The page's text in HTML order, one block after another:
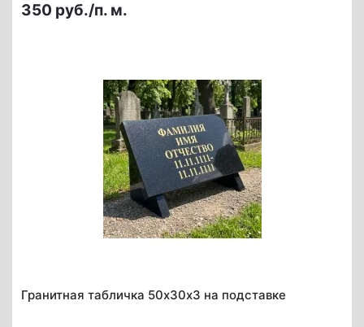
350 руб./п. м.
Гранитная табличка 50х30х3 на подставке